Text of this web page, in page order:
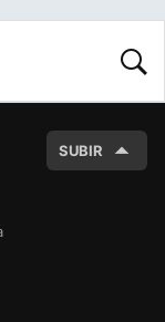
SUBIR